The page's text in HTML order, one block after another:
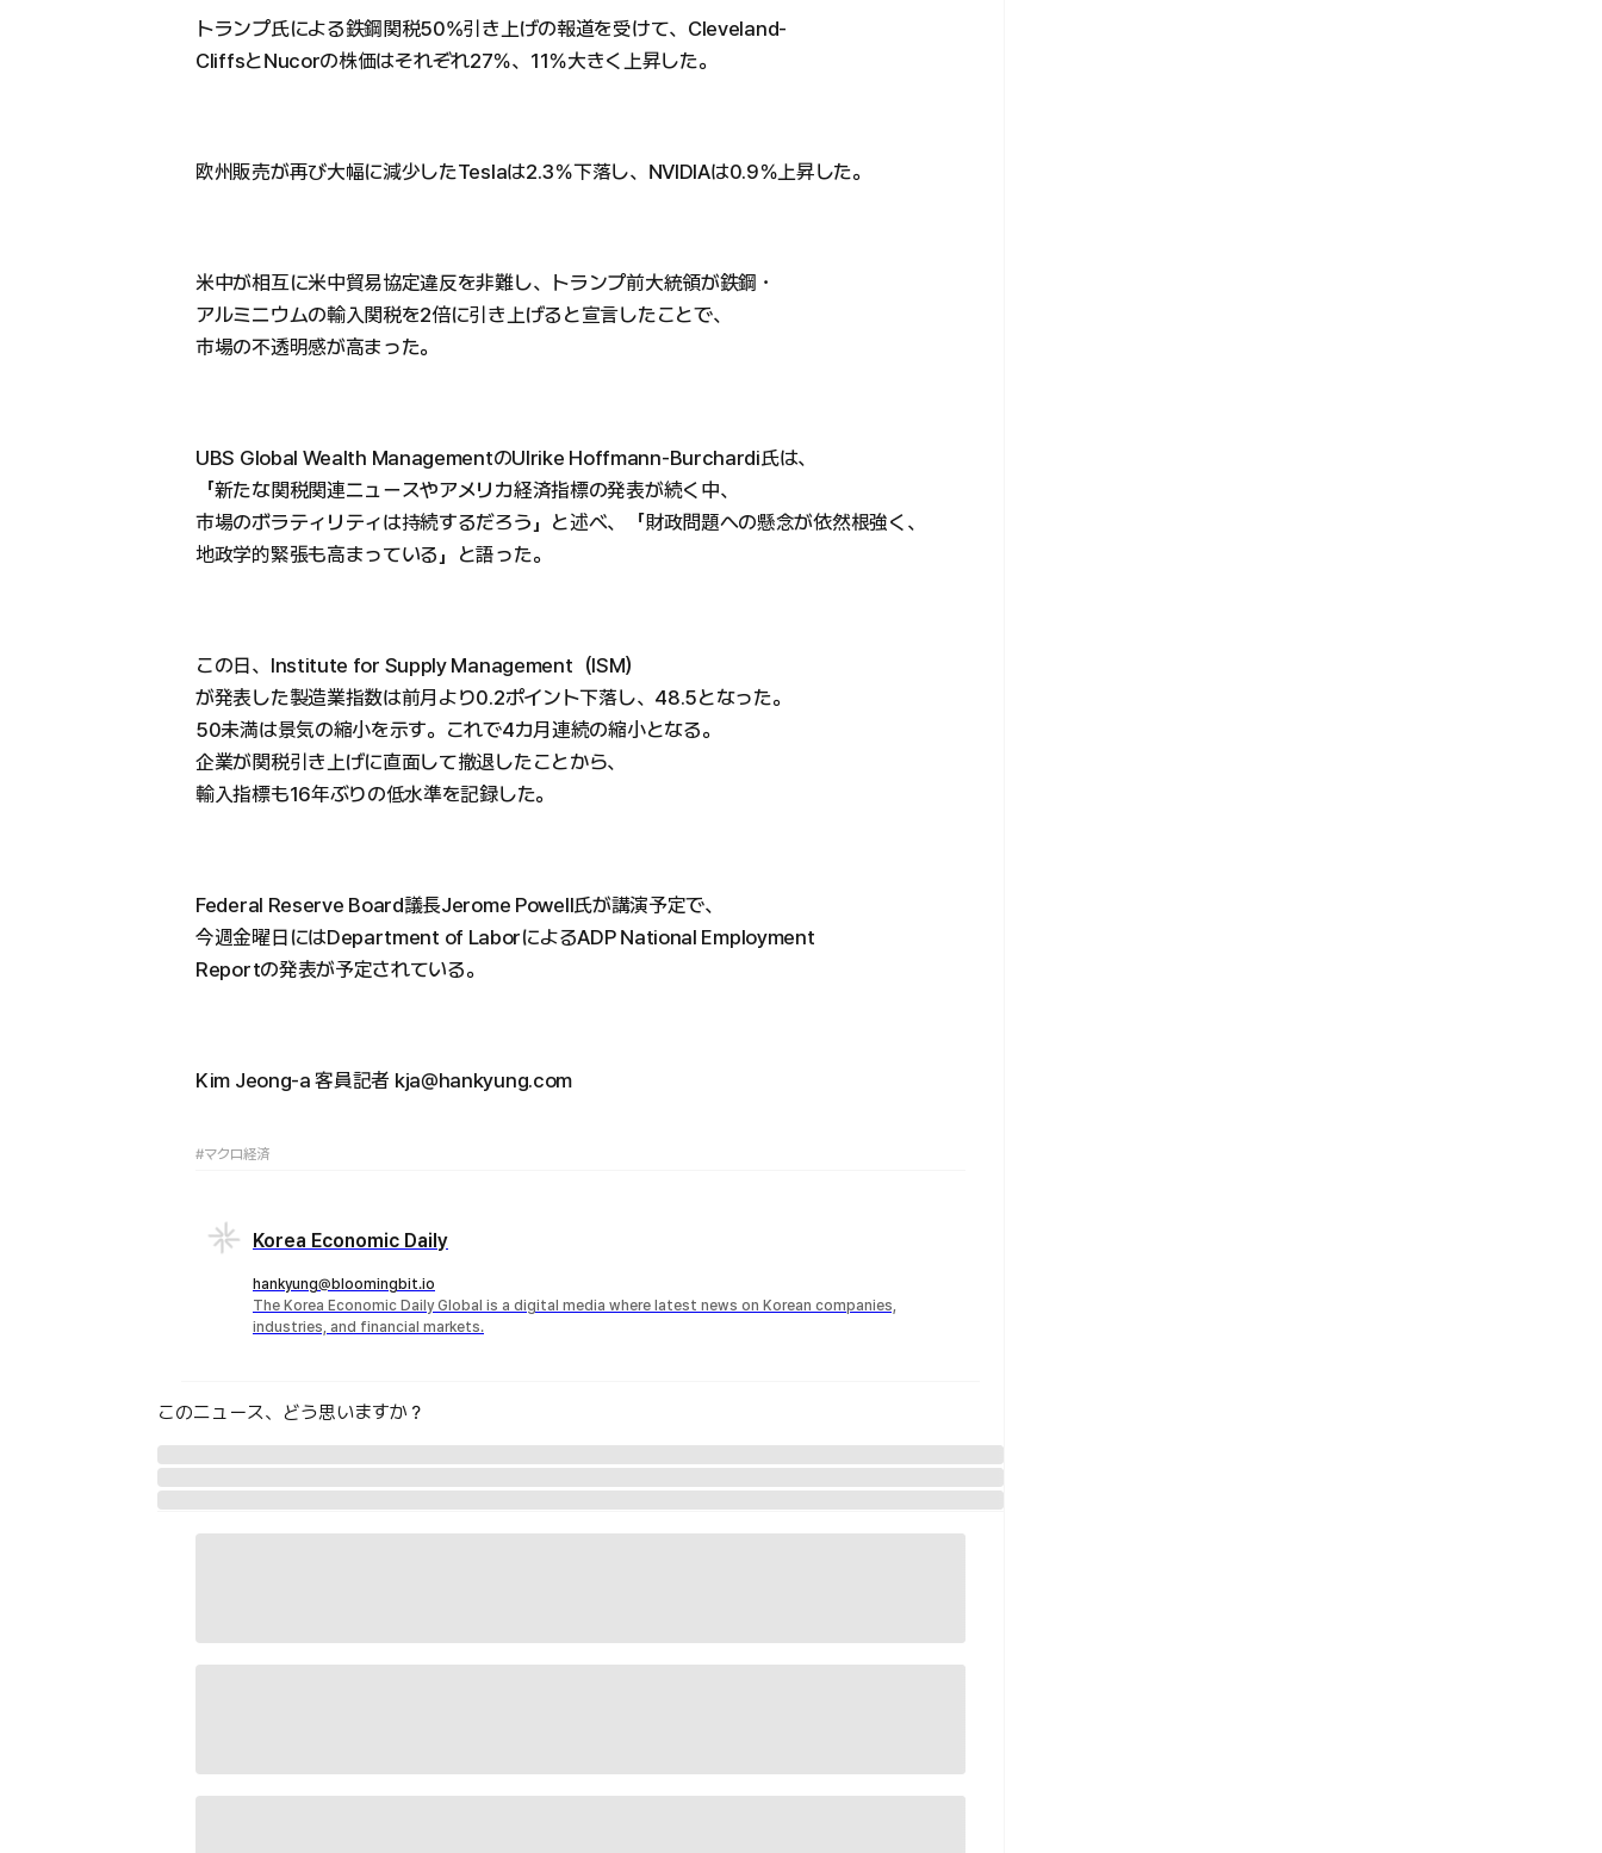
トランプ氏による鉄鋼関税50%引き上げの報道を受けて、Cleveland-
CliffsとNucorの株価はそれぞれ27％、11％大きく上昇した。
欧州販売が再び大幅に減少したTeslaは2.3％下落し、NVIDIAは0.9％上昇した。
米中が相互に米中貿易協定違反を非難し、トランプ前大統領が鉄鋼・
アルミニウムの輸入関税を2倍に引き上げると宣言したことで、
市場の不透明感が高まった。
UBS Global Wealth ManagementのUlrike Hoffmann-Burchardi氏は、
「新たな関税関連ニュースやアメリカ経済指標の発表が続く中、
市場のボラティリティは持続するだろう」と述べ、「財政問題への懸念が依然根強く、
地政学的緊張も高まっている」と語った。
この日、Institute for Supply Management（ISM）
が発表した製造業指数は前月より0.2ポイント下落し、48.5となった。
50未満は景気の縮小を示す。これで4カ月連続の縮小となる。
企業が関税引き上げに直面して撤退したことから、
輸入指標も16年ぶりの低水準を記録した。
Federal Reserve Board議長Jerome Powell氏が講演予定で、
今週金曜日にはDepartment of LaborによるADP National Employment
Reportの発表が予定されている。
Kim Jeong-a 客員記者 kja@hankyung.com
#マクロ経済
Korea Economic Daily
hankyung@bloomingbit.io
The Korea Economic Daily Global is a digital media where latest news on Korean companies,
industries, and financial markets.
このニュース、どう思いますか？